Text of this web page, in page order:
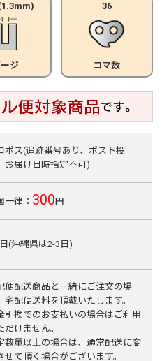
ジ
36
コマ数
ポス(追跡番号あり、ポスト投
お届け日時指定不可)
一律： 300円
(沖縄県は2-3日)
便配送商品と一緒にご注文の場
宅配便送料を頂戴いたします。
引換でのお支払いの場合はご利用
だけません。
数量以上の場合は、通常配送に変
せて頂く場合がございます。